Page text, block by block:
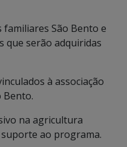
São Bento e
que serão adquiridas
à associação
Bento.
na agricultura
ao programa.